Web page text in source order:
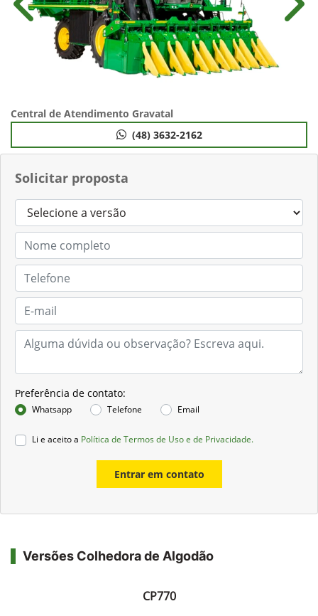
Solicitar proposta
Preferência de contato:
Whatsapp Telefone Email
Li e aceito a Política de Termos de Uso e de Privacidade.
Entrar em contato
Anterior
Central de Atendimento Gravatal
(48) 3632-2162
Versões Colhedora de Algodão
CP770